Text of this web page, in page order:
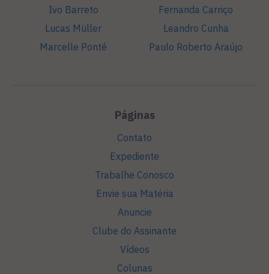
Ivo Barreto
Lucas Müller
Marcelle Ponté
Fernanda Carriço
Leandro Cunha
Paulo Roberto Araújo
Páginas
Contato
Expediente
Trabalhe Conosco
Envie sua Matéria
Anuncie
Clube do Assinante
Vídeos
Colunas